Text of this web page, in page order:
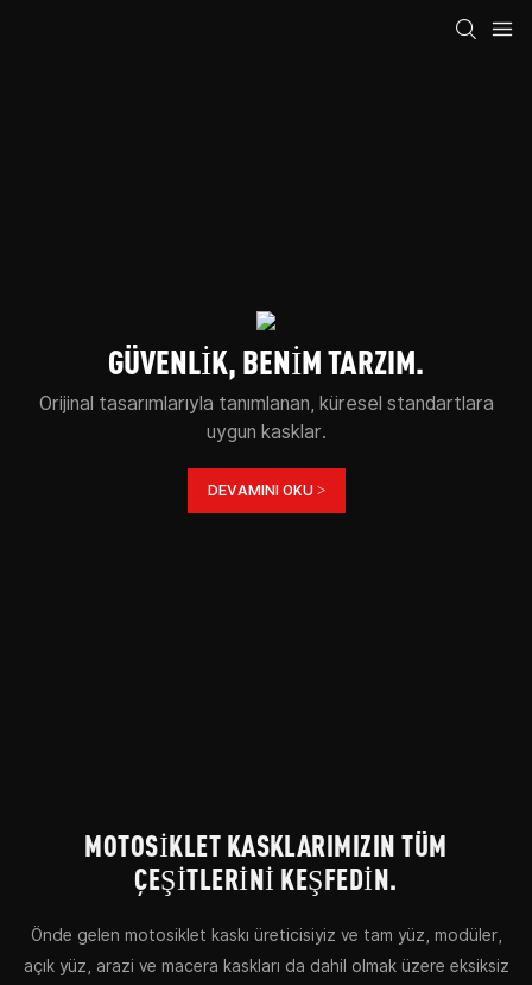
GÜVENLIK, BENIM TARZIM.
Orijinal tasarımlarıyla tanımlanan, küresel standartlara
uygun kasklar.
DEVAMINI OKU >
MOTOSIKLET KASKLARIMIZIN TÜM
ÇEŞITLERINI KEŞFEDIN.
Önde gelen motosiklet kaskı üreticisiyiz ve tam yüz, modüler,
açık yüz, arazi ve macera kaskları da dahil olmak üzere eksiksiz